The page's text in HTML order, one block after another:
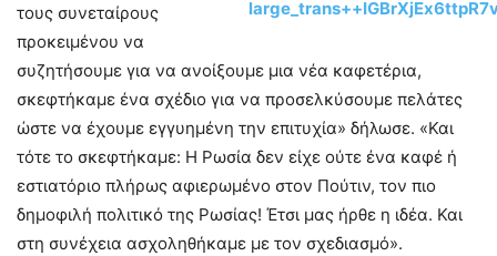
τους συνεταίρους
προκειμένου να
συζητήσουμε για να ανοίξουμε μια νέα καφετέρια,
σκεφτήκαμε ένα σχέδιο για να προσελκύσουμε πελάτες
ώστε να έχουμε εγγυημένη την επιτυχία» δήλωσε. «Και
τότε το σκεφτήκαμε: Η Ρωσία δεν είχε ούτε ένα καφέ ή
εστιατόριο πλήρως αφιερωμένο στον Πούτιν, τον πιο
δημοφιλή πολιτικό της Ρωσίας! Έτσι μας ήρθε η ιδέα. Και
στη συνέχεια ασχοληθήκαμε με τον σχεδιασμό».